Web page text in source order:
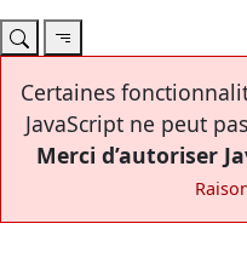
Certaines
JavaScript ne peut
Merci d’autoriser